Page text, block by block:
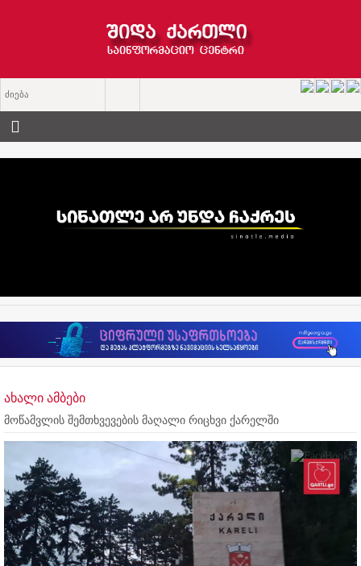
ახალი ამბები
მოწამვლის შემთხვევების მაღალი რიცხვი ქარელში